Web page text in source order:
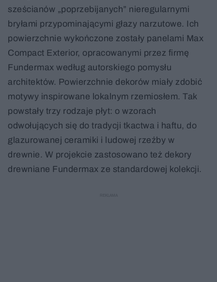
sześcianów „poprzebijanych” nieregularnymi
bryłami przypominającymi głazy narzutowe. Ich
powierzchnie wykończone zostały panelami Max
Compact Exterior, opracowanymi przez firmę
Fundermax według autorskiego pomysłu
architektów. Powierzchnie dekorów miały zdobić
motywy inspirowane lokalnym rzemiosłem. Tak
powstały trzy rodzaje płyt: o wzorach
odwołujących się do tradycji tkactwa i haftu, do
glazurowanej ceramiki i ludowej rzeźby w
drewnie. W projekcie zastosowano też dekory
drewniane Fundermax ze standardowej kolekcji.